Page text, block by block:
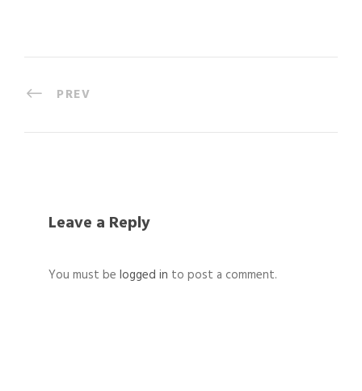
PREV
Leave a Reply
You must be logged in to post a comment.